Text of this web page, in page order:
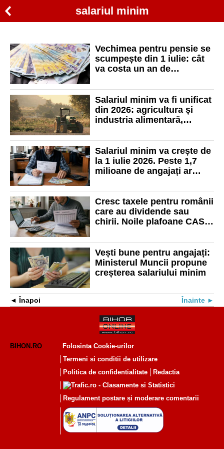
salariul minim
Vechimea pentru pensie se
scumpește din 1 iulie: cât
va costa un an de
Salariul minim va fi unificat
din 2026: agricultura și
industria alimentară,
Salariul minim va crește de
la 1 iulie 2026. Peste 1,7
milioane de angajați ar
Cresc taxele pentru românii
care au dividende sau
chirii. Noile plafoane CAS
salariului minim
Vești bune pentru angajați:
Ministerul Muncii propune
creșterea salariului minim
Înapoi Înainte
BIHON.RO
Folosinta Cookie-urilor
Termeni si conditii de utilizare
Politica de confidentialitate
Redactia
Regulament postare și moderare comentarii